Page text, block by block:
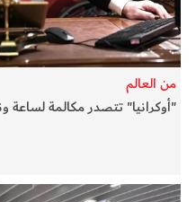
من العالم
"أوكرانيا" تتصدر مكالمة